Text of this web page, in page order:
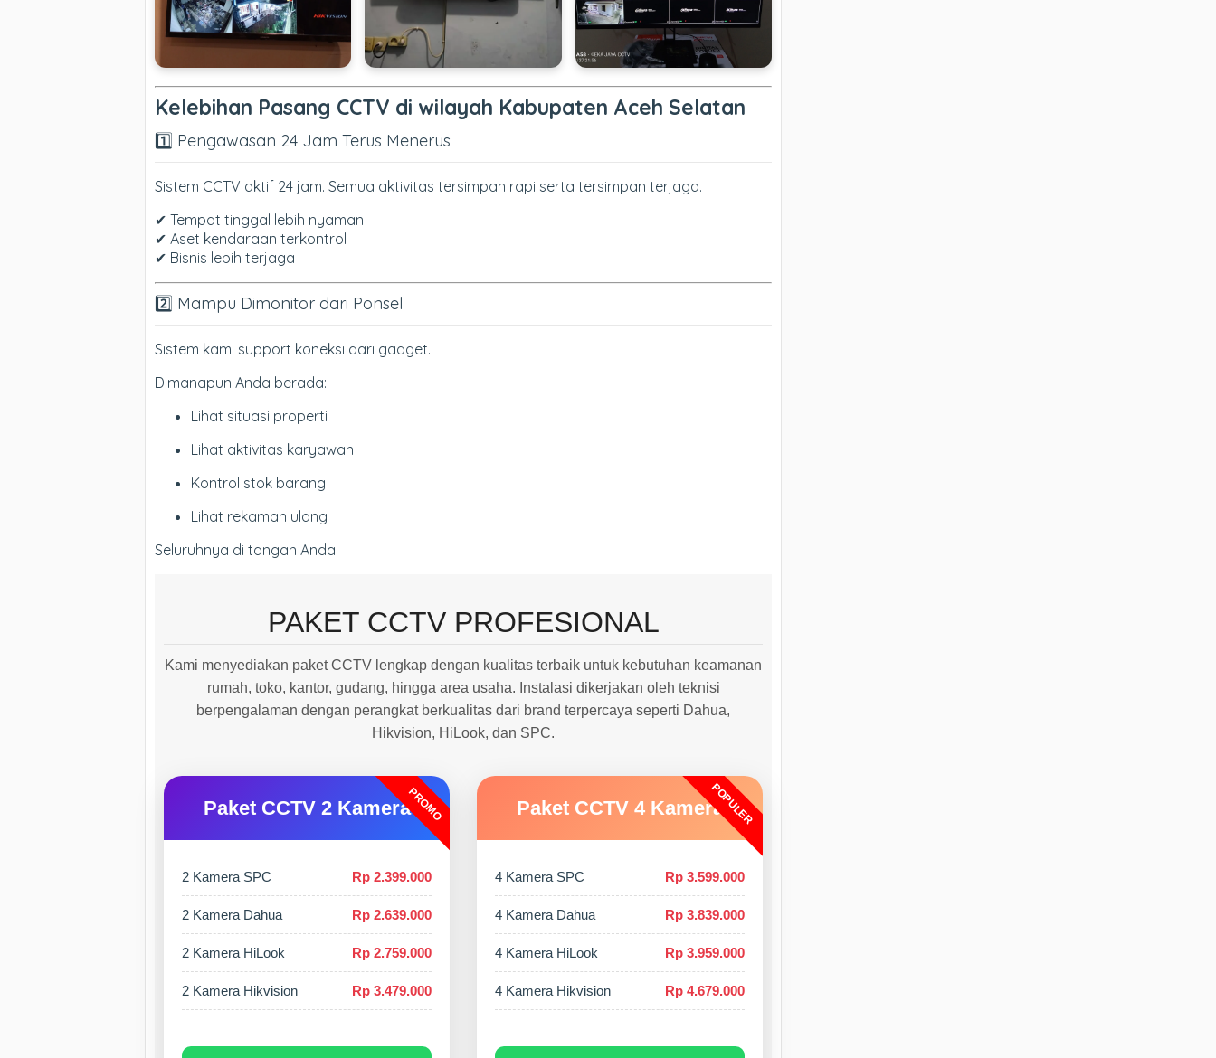
Kelebihan Pasang CCTV di wilayah Kabupaten Aceh Selatan
1️⃣ Pengawasan 24 Jam Terus Menerus
Sistem CCTV aktif 24 jam. Semua aktivitas tersimpan rapi serta tersimpan terjaga.
✔ Tempat tinggal lebih nyaman
✔ Aset kendaraan terkontrol
✔ Bisnis lebih terjaga
2️⃣ Mampu Dimonitor dari Ponsel
Sistem kami support koneksi dari gadget.
Dimanapun Anda berada:
Lihat situasi properti
Lihat aktivitas karyawan
Kontrol stok barang
Lihat rekaman ulang
Seluruhnya di tangan Anda.
PAKET CCTV PROFESIONAL
Kami menyediakan paket CCTV lengkap dengan kualitas terbaik untuk kebutuhan keamanan
rumah, toko, kantor, gudang, hingga area usaha. Instalasi dikerjakan oleh teknisi
berpengalaman dengan perangkat berkualitas dari brand terpercaya seperti Dahua,
Hikvision, HiLook, dan SPC.
PROMO
Paket CCTV 2 Kamera
2 Kamera SPC Rp 2.399.000
2 Kamera Dahua Rp 2.639.000
2 Kamera HiLook Rp 2.759.000
2 Kamera Hikvision Rp 3.479.000
POPULER
Paket CCTV 4 Kamera
4 Kamera SPC Rp 3.599.000
4 Kamera Dahua Rp 3.839.000
4 Kamera HiLook Rp 3.959.000
4 Kamera Hikvision Rp 4.679.000